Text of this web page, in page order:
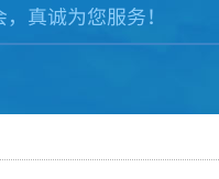
真诚为您服务！